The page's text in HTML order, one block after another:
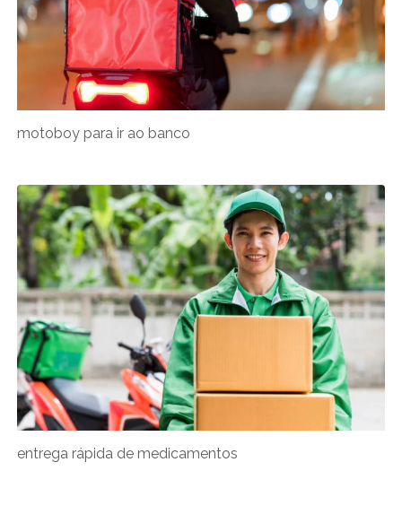
motoboy para ir ao banco
entrega rápida de medicamentos